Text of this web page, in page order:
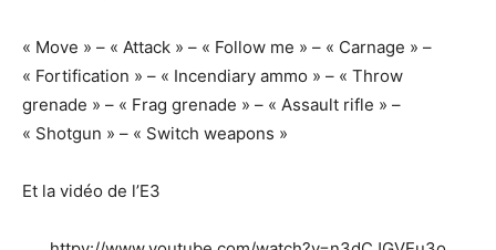
« Move » – « Attack » – « Follow me » – « Carnage » –
« Fortification » – « Incendiary ammo » – « Throw
grenade » – « Frag grenade » – « Assault rifle » –
« Shotgun » – « Switch weapons »
Et la vidéo de l’E3